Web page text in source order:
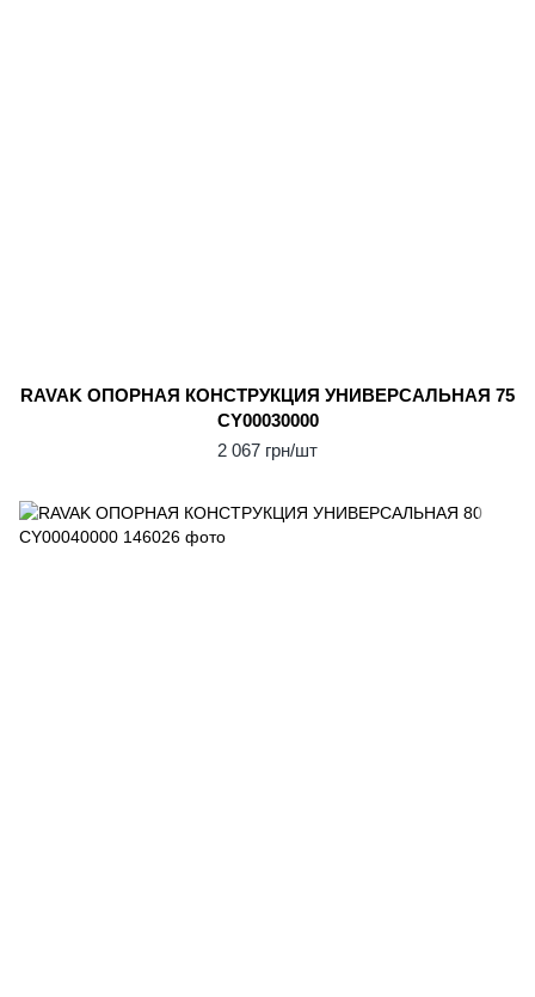
RAVAK ОПОPНАЯ КОНСТPУКЦИЯ УНИВЕРСАЛЬНАЯ 75
CY00030000
2 067 грн/шт